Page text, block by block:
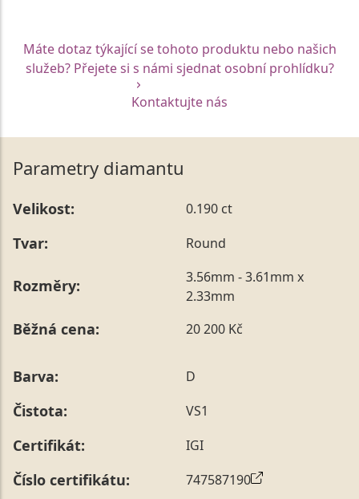
Máte dotaz týkající se tohoto produktu nebo našich
služeb? Přejete si s námi sjednat osobní prohlídku?
Kontaktujte nás
Parametry diamantu
Velikost: 0.190 ct
Tvar: Round
Rozměry:
3.56mm - 3.61mm x
2.33mm
Běžná cena: 20 200 Kč
Barva: D
Čistota: VS1
Certifikát: IGI
Číslo certifikátu: 747587190